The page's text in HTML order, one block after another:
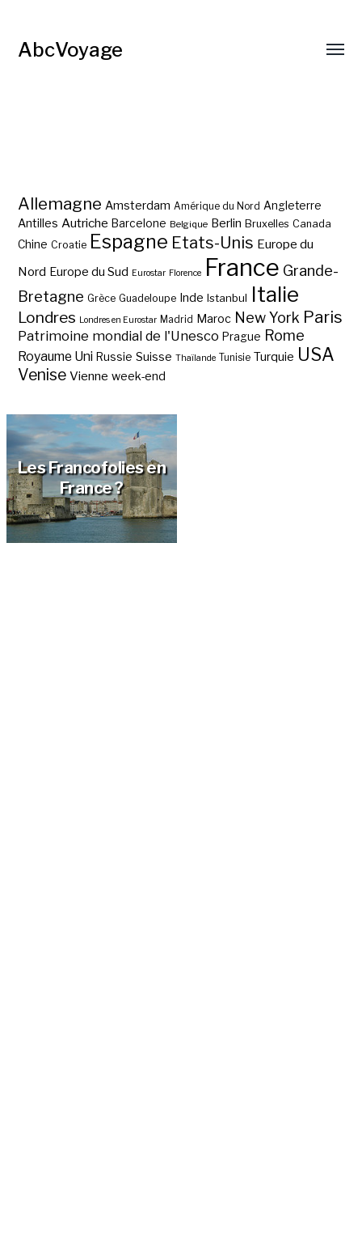
AbcVoyage
Allemagne Amsterdam Amérique du Nord Angleterre
Antilles Autriche Barcelone Belgique Berlin Bruxelles Canada
Chine Croatie Espagne Etats-Unis Europe du
Nord Europe du Sud Eurostar Florence France Grande-
Bretagne Grèce Guadeloupe Inde Istanbul Italie
Londres Londres en Eurostar Madrid Maroc New York Paris
Patrimoine mondial de l'Unesco Prague Rome
Royaume Uni Russie Suisse Thaïlande Tunisie Turquie USA
Venise Vienne week-end
Les Francofolies en
France ?